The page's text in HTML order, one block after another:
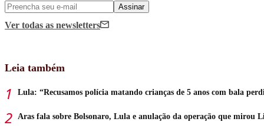
Assinar
Ver todas as newsletters
Leia também
Lula: “Recusamos polícia matando crianças de 5 anos com bala
Aras fala sobre Bolsonaro, Lula e anulação da operação que mirou